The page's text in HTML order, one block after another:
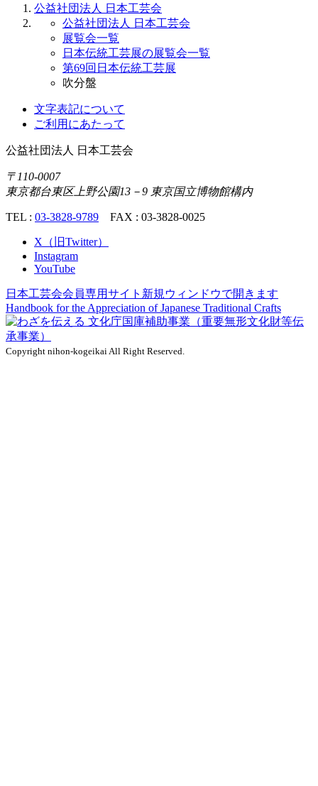
公益社団法人 日本工芸会
公益社団法人 日本工芸会
展覧会一覧
日本伝統工芸展の展覧会一覧
第69回日本伝統工芸展
吹分盤
文字表記について
ご利用にあたって
公益社団法人 日本工芸会
〒110-0007
東京都台東区上野公園13－9 東京国立博物館構内
TEL : 03-3828-9789 FAX : 03-3828-0025
X（旧Twitter）
Instagram
YouTube
日本工芸会会員専用サイト 新規ウィンドウで開きます
Handbook for the Appreciation ofJapanese Traditional Crafts
Copyright nihon-kogeikai All Right Reserved.